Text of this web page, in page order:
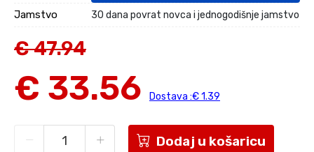
Jamstvo 30 dana povrat novca i jednogodišnje jamstvo
€ 47.94
€ 33.56 Dostava :€ 1.39
Dodaj u košaricu